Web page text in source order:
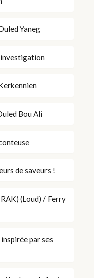
Yaneg
Bou Ali
de saveurs !
(Loud) / Ferry
par ses